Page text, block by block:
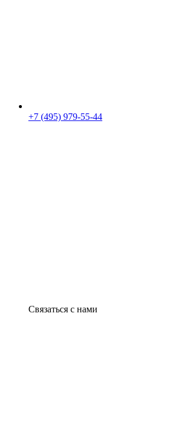
+7 (495) 979-55-44
Связаться с нами